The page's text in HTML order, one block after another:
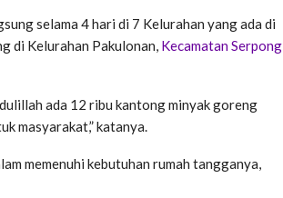
selama 4 hari di 7 Kelurahan yang ada di
di Kelurahan Pakulonan, Kecamatan Serpong
ada 12 ribu kantong minyak goreng
masyarakat,” katanya.
memenuhi kebutuhan rumah tangganya,